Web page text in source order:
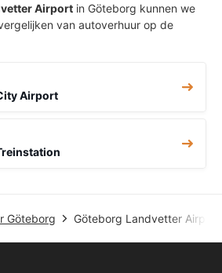
Airport in Göteborg kunnen we
van autoverhuur op de
Airport
Göteborg Göteborg Landvetter Airport